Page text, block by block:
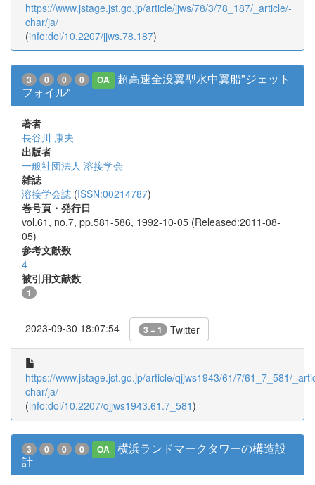
https://www.jstage.jst.go.jp/article/jjws/78/3/78_187/_article/-
char/ja/
(info:doi/10.2207/jjws.78.187)
3 0 0 0 OA
超高速全没翼型水中翼船"ジェット
フォイル"
著者
長谷川 康夫
出版者
一般社団法人 溶接学会
雑誌
溶接学会誌 (ISSN:00214787)
巻号頁・発行日
vol.61, no.7, pp.581-586, 1992-10-05 (Released:2011-08-
05)
参考文献数
4
被引用文献数
1
2023-09-30 18:07:54 3 + 1 Twitter
https://www.jstage.jst.go.jp/article/qjjws1943/61/7/61_7_581/
char/ja/
(info:doi/10.2207/qjjws1943.61.7_581)
3 0 0 0 OA
横浜ランドマークタワーの構造設
計